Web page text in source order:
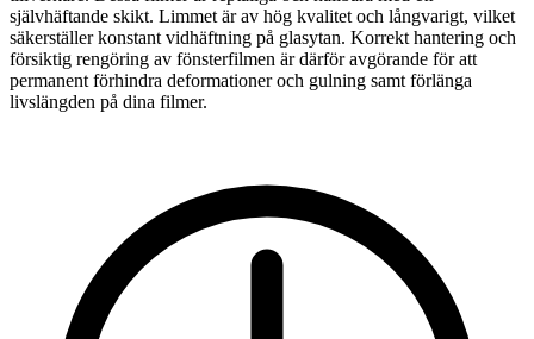
självhäftande skikt. Limmet är av hög kvalitet och långvarigt, vilket
säkerställer konstant vidhäftning på glasytan. Korrekt hantering och
försiktig rengöring av fönsterfilmen är därför avgörande för att
permanent förhindra deformationer och gulning samt förlänga
livslängden på dina filmer.